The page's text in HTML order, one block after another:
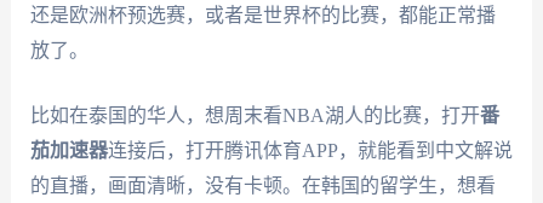
还是欧洲杯预选赛，或者是世界杯的比赛，都能正常播
放了。
比如在泰国的华人，想周末看NBA湖人的比赛，打开番
茄加速器连接后，打开腾讯体育APP，就能看到中文解说
的直播，画面清晰，没有卡顿。在韩国的留学生，想看